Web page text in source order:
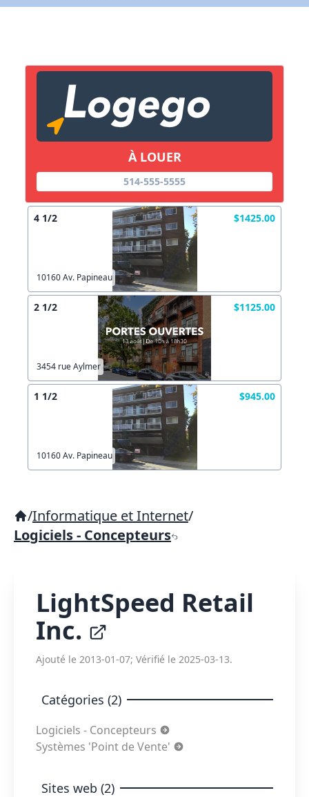
À LOUER
514-555-5555
4 1/2 $1425.00
10160 Av. Papineau
2 1/2 $1125.00
3454 rue Aylmer
1 1/2 $945.00
10160 Av. Papineau
/Informatique et Internet/
Logiciels - Concepteurs
LightSpeed Retail
Inc.
Ajouté le 2013-01-07; Vérifié le 2025-03-13.
Catégories (2)
Logiciels - Concepteurs
Systèmes 'Point de Vente'
Sites web (2)
Lien vers inscription (sera inclus dans courriel)
Copier lien
X Fermer